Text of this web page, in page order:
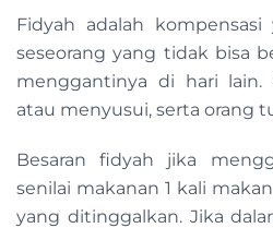
Fidyah adalah
seseorang yang tidak bisa
menggantinya di hari lain.
atau menyusui, serta orang
Besaran fidyah jika
senilai makanan 1 kali
yang ditinggalkan. Jika